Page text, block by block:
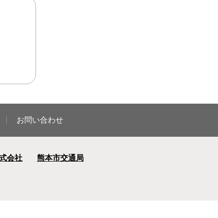
お問い合わせ
会社 熊本市交通局